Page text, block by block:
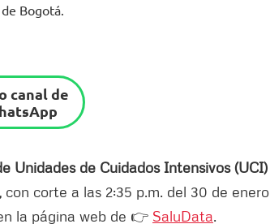
Bogotá.
canal de
Unidades de Cuidados Intensivos (UCI)
con corte a las 2:35 p.m. del 30 de enero
la página web de 👉 SaluData.